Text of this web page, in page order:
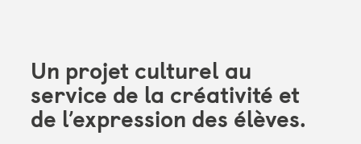
Un projet culturel au
service de la créativité et
de l’expression des élèves.